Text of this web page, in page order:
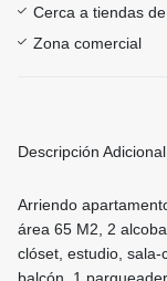
Cerca a tiendas
Zona comercial
Descripción
Arriendo
área 65 M2, 2
clóset, estudio, sala-